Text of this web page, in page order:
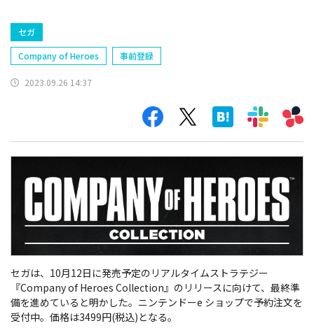
セガ
Company of Heroes
事前登録
2023.09.26 14:37
セガは、10月12日に発売予定のリアルタイムストラテジー
『Company of Heroes Collection』のリリースに向けて、最終準
備を進めていると明かした。ニンテンドーe ショップで予約注文を
受付中。価格は3499円(税込)となる。